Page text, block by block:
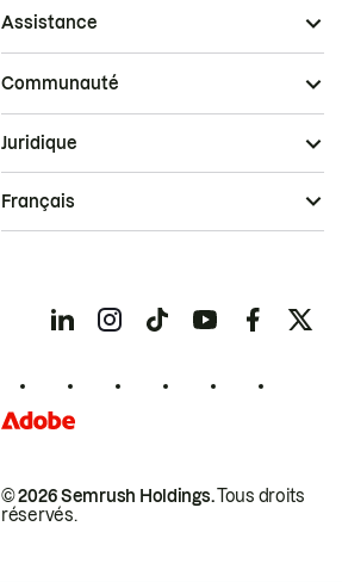
Assistance
Communauté
© 2026 Semrush Holdings.Tous droits
réservés.
Juridique
Français